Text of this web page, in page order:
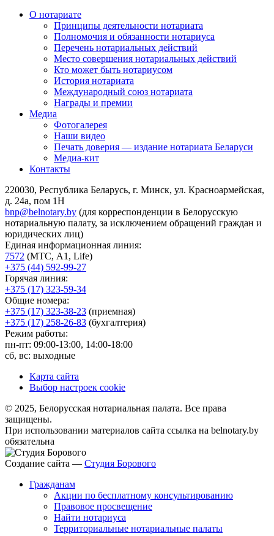
О нотариате
Принципы деятельности нотариата
Полномочия и обязанности нотариуса
Перечень нотариальных действий
Место совершения нотариальных действий
Кто может быть нотариусом
История нотариата
Международный союз нотариата
Награды и премии
Медиа
Фотогалерея
Наши видео
Печать доверия — издание нотариата Беларуси
Медиа-кит
Контакты
220030, Республика Беларусь, г. Минск, ул. Красноармейская,
д. 24а, пом 1Н
bnp@belnotary.by (для корреспонденции в Белорусскую
нотариальную палату, за исключением обращений граждан и
юридических лиц)
Единая информационная линия:
7572 (МТС, A1, Life)
+375 (44) 592-99-27
Горячая линия:
+375 (17) 323-59-34
Общие номера:
+375 (17) 323-38-23 (приемная)
+375 (17) 258-26-83 (бухгалтерия)
Режим работы:
пн-пт: 09:00-13:00, 14:00-18:00
сб, вс: выходные
Карта сайта
Выбор настроек cookie
© 2025, Белорусская нотариальная палата. Все права
защищены.
При использовании материалов сайта ссылка на belnotary.by
обязательна
Создание сайта — Студия Борового
Гражданам
Акции по бесплатному консультированию
Правовое просвещение
Найти нотариуса
Территориальные нотариальные палаты